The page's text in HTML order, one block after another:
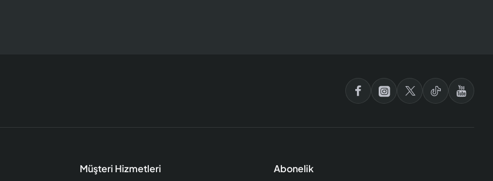
Müşteri Hizmetleri Abonelik